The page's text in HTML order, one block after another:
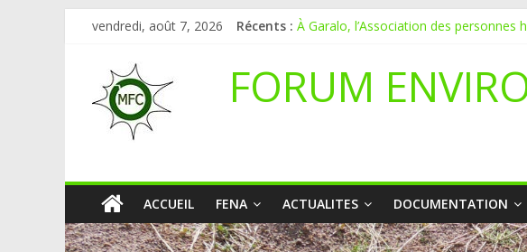
vendredi, août 7, 2026 Récents : À Garalo, l’Association des
Inondations : le Mali déclare l’état de
Mali-Folkecenter Nyetaa initie 20
FORUM
ACCUEIL FENA ACTUALITES DOCUMENTATION